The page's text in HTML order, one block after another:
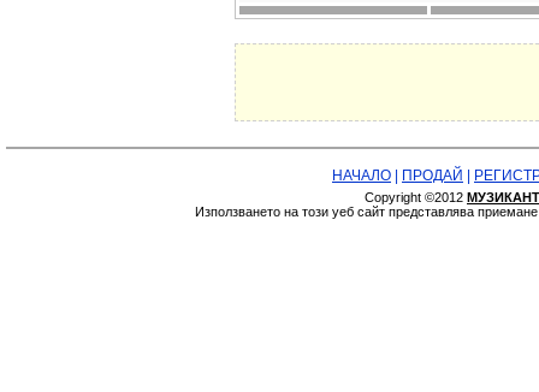
НАЧАЛО ПРОДАЙ
Copyright ©2012
Използването на този уеб сайт представлява